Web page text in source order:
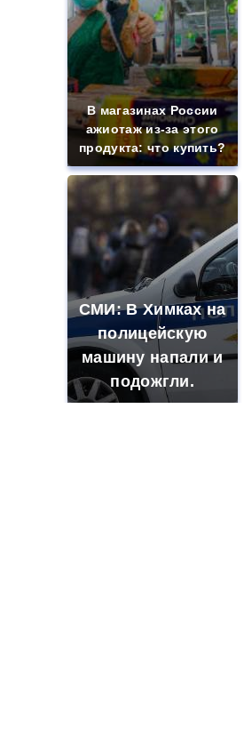
В магазинах России
ажиотаж из-за этого
продукта: что купить?
СМИ: В Химках на
полицейскую
машину напали и
подожгли.